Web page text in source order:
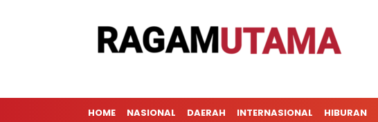
HOME NASIONAL DAERAH INTERNASIONAL HIBURAN